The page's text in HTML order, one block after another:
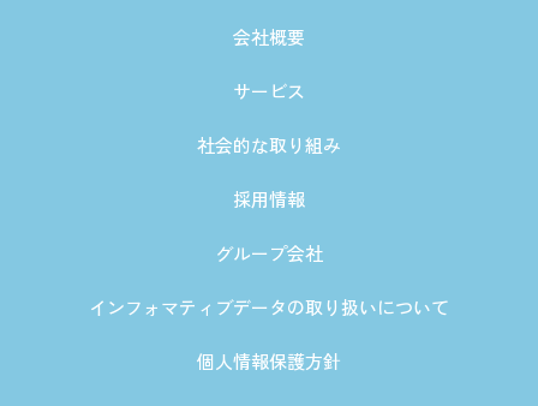
会社概要
サービス
社会的な取り組み
採用情報
グループ会社
インフォマティブデータの取り扱いについて
個人情報保護方針